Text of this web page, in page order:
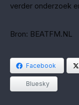
verder onderzoek
Bron: BEATFM.NL
Facebook
Bluesky